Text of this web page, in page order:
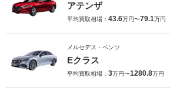
アテンザ
平均買取相場： 43.6万円〜79.1万円
メルセデス・ベンツ
Eクラス
平均買取相場： 3万円〜1280.8万円